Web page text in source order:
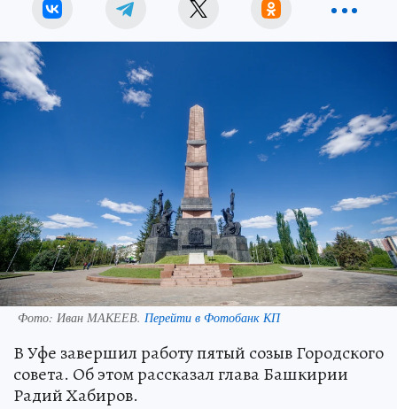
Фото: Иван МАКЕЕВ. Перейти в Фотобанк КП
В Уфе завершил работу пятый созыв Городского
совета. Об этом рассказал глава Башкирии
Радий Хабиров.